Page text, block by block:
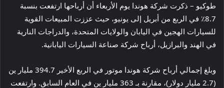
طوكيو – ذكرت شركة هوندا يوم الأربعاء أن أرباحها ارتفعت بنسبة
8.7٪ في الربع من أبريل إلى يونيو، حيث عززت المبيعات القوية
للسيارات الهجين في اليابان والولايات المتحدة، والدراجات النارية
في الهند والبرازيل، أرباح شركة صناعة السيارات اليابانية.
وبلغ إجمالي أرباح شركة هوندا موتور في الربع الأخير 394.7 مليار ين
(2.7 مليار دولار)، مقارنة بـ 363 مليار ين في العام السابق. وارتفعت